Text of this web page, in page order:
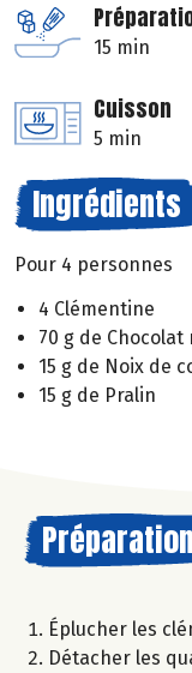
15 min
Cuisson
5 min
Ingrédients
Pour 4 personnes
4 Clémentine
70 g de Chocolat
15 g de Noix de
15 g de Pralin
Préparation
Éplucher les
Détacher les